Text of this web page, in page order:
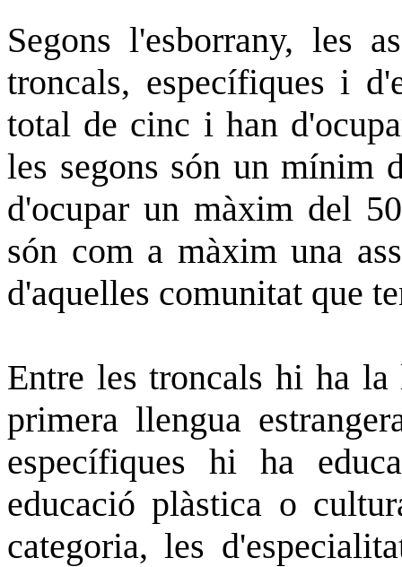
Segons l'esborrany, les
troncals, específiques i
total de cinc i han
les segons són un mínim
d'ocupar un màxim del
són com a màxim una
d'aquelles comunitat que
Entre les troncals hi ha
primera llengua
específiques hi ha
educació plàstica o
categoria, les